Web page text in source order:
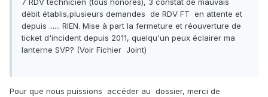
7 RDV technicien (tous honorés), 3 constat de mauvais
débit établis,plusieurs demandes de RDV FT en attente et
depuis ...... RIEN. Mise à part la fermeture et réouverture de
ticket d'incident depuis 2011, quelqu'un peux éclairer ma
lanterne SVP? (Voir Fichier Joint)
Pour que nous puissions accéder au dossier, merci de